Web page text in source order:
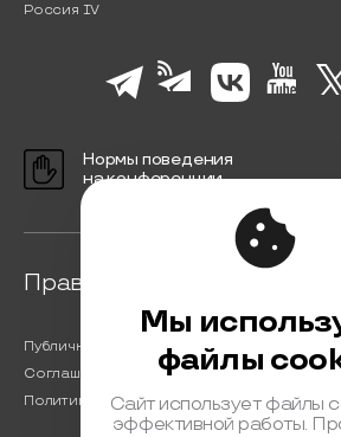
Россия IV
Нормы поведения
на конференции
Правовая информация
Публичная оферта
Соглашение на обработку персональных
Политика обработки персональных
Мы
файлы
Сайт использует файлы
эффективной работы.